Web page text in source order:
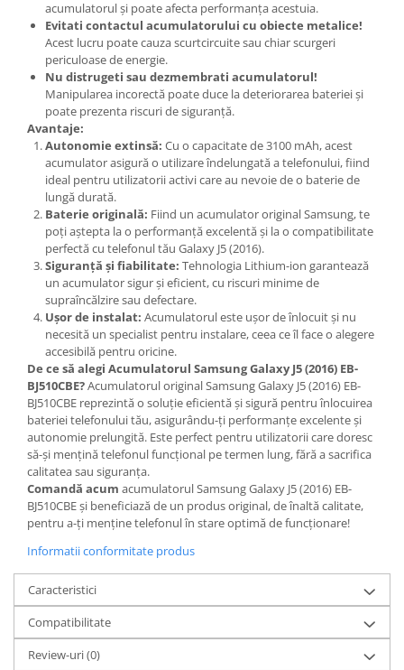
Lenovo
Motorola
Nokia
Oppo
Samsung
Vodafone
Xiaomi
Mufa incarcare
Allview
Asus
Lenovo
Nokia
Samsung
Placi de baza
Placa de baza Allview
Alcatel
Apple
Asus
HTC
LG
Oppo
Samsung
acumulatorul și poate afecta performanța acestuia.
Evitati contactul acumulatorului cu obiecte metalice!
Acest lucru poate cauza scurtcircuite sau chiar scurgeri
periculoase de energie.
Nu distrugeti sau dezmembrati acumulatorul!
Manipularea incorectă poate duce la deteriorarea bateriei și
poate prezenta riscuri de siguranță.
Avantaje:
Autonomie extinsă: Cu o capacitate de 3100 mAh, acest
acumulator asigură o utilizare îndelungată a telefonului, fiind
ideal pentru utilizatorii activi care au nevoie de o baterie de
lungă durată.
Baterie originală: Fiind un acumulator original Samsung, te
poți aștepta la o performanță excelentă și la o compatibilitate
perfectă cu telefonul tău Galaxy J5 (2016).
Siguranță și fiabilitate: Tehnologia Lithium-ion garantează
un acumulator sigur și eficient, cu riscuri minime de
supraîncălzire sau defectare.
Ușor de instalat: Acumulatorul este ușor de înlocuit și nu
necesită un specialist pentru instalare, ceea ce îl face o alegere
accesibilă pentru oricine.
De ce să alegi Acumulatorul Samsung Galaxy J5 (2016) EB-
BJ510CBE?Acumulatorul original Samsung Galaxy J5 (2016) EB-
BJ510CBE reprezintă o soluție eficientă și sigură pentru înlocuirea
bateriei telefonului tău, asigurându-ți performanțe excelente și
autonomie prelungită. Este perfect pentru utilizatorii care doresc
să-și mențină telefonul funcțional pe termen lung, fără a sacrifica
calitatea sau siguranța.
Comandă acum acumulatorul Samsung Galaxy J5 (2016) EB-
BJ510CBE și beneficiază de un produs original, de înaltă calitate,
pentru a-ți menține telefonul în stare optimă de funcționare!
Informatii conformitate produs
Caracteristici
Compatibilitate
Review-uri(0)